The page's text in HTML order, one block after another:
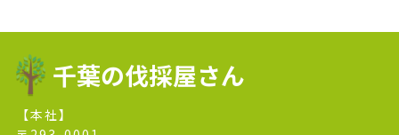
千葉の伐採屋さん
【本社】